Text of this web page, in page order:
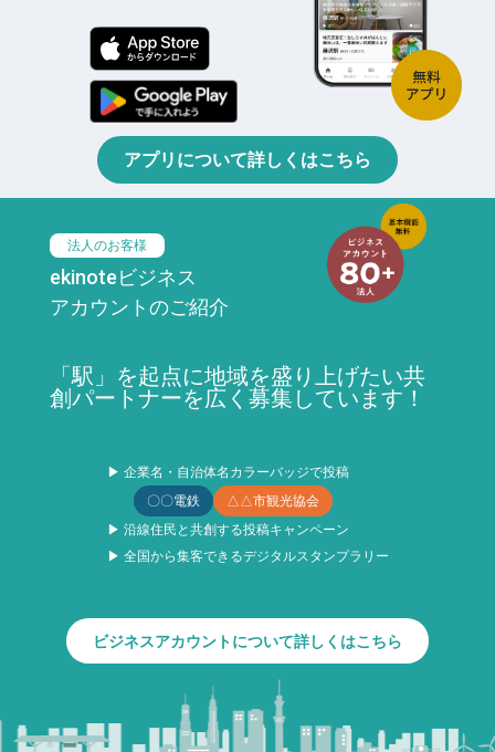
アプリについて詳しくはこちら
法人のお客様
ekinoteビジネス
アカウントのご紹介
「駅」を起点に地域を盛り上げたい共
創パートナーを広く募集しています！
▶ 企業名・自治体名カラーバッジで投稿
〇〇電鉄
△△市観光協会
▶ 沿線住民と共創する投稿キャンペーン
▶ 全国から集客できるデジタルスタンプラリー
ビジネスアカウントについて詳しくはこちら